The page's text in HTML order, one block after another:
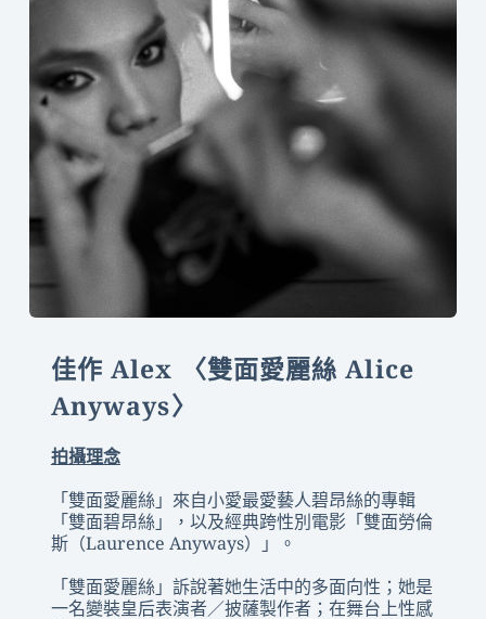
佳作 Alex 〈雙面愛麗絲 Alice
Anyways〉
拍攝理念
「雙面愛麗絲」來自小愛最愛藝人碧昂絲的專輯
「雙面碧昂絲」，以及經典跨性別電影「雙面勞倫
斯（Laurence Anyways）」。
「雙面愛麗絲」訴說著她生活中的多面向性；她是
一名變裝皇后表演者／披薩製作者；在舞台上性感